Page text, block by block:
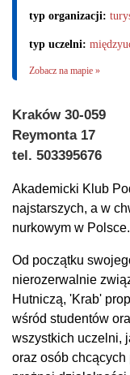
typ organizacji:
typ uczelni:
Zobacz na mapie »
Kraków 30-059
Reymonta 17
tel. 503395676
Akademicki Klub
najstarszych, a w
nurkowym w Polsce.
Od początku
nierozerwalnie
Hutniczą, 'Krab'
wśród studentów
wszystkich uczelni,
oraz osób